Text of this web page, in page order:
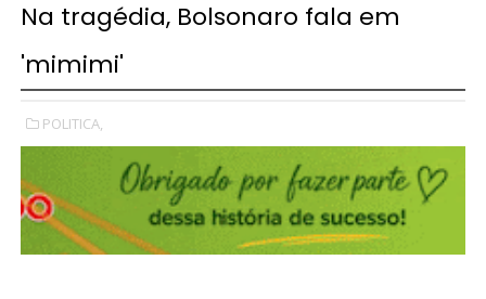
Na tragédia, Bolsonaro fala em
'mimimi'
POLITICA,